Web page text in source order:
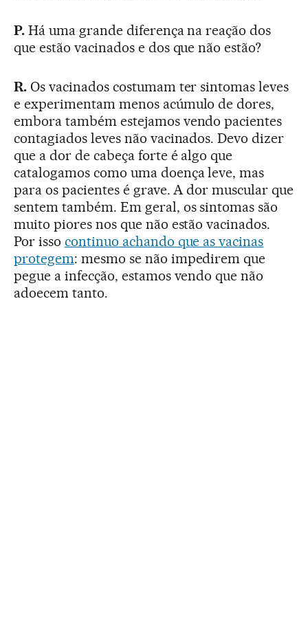
P.Há uma grande diferença na reação dos
que estão vacinados e dos que não estão?
R. Os vacinados costumam ter sintomas leves
e experimentam menos acúmulo de dores,
embora também estejamos vendo pacientes
contagiados leves não vacinados. Devo dizer
que a dor de cabeça forte é algo que
catalogamos como uma doença leve, mas
para os pacientes é grave. A dor muscular que
sentem também. Em geral, os sintomas são
muito piores nos que não estão vacinados.
Por isso continuo achando que as vacinas
protegem: mesmo se não impedirem que
pegue a infecção, estamos vendo que não
adoecem tanto.